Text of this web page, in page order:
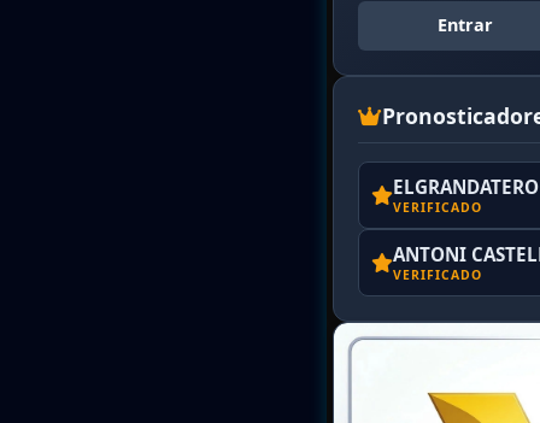
Entrar
VERIFICADO
ANTONI
VERIFICADO